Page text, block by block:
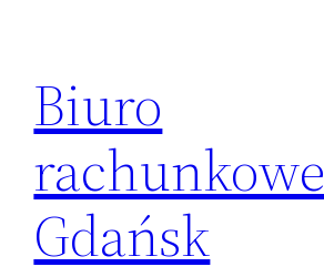
treści
Biuro
rachunkowe
Gdańsk